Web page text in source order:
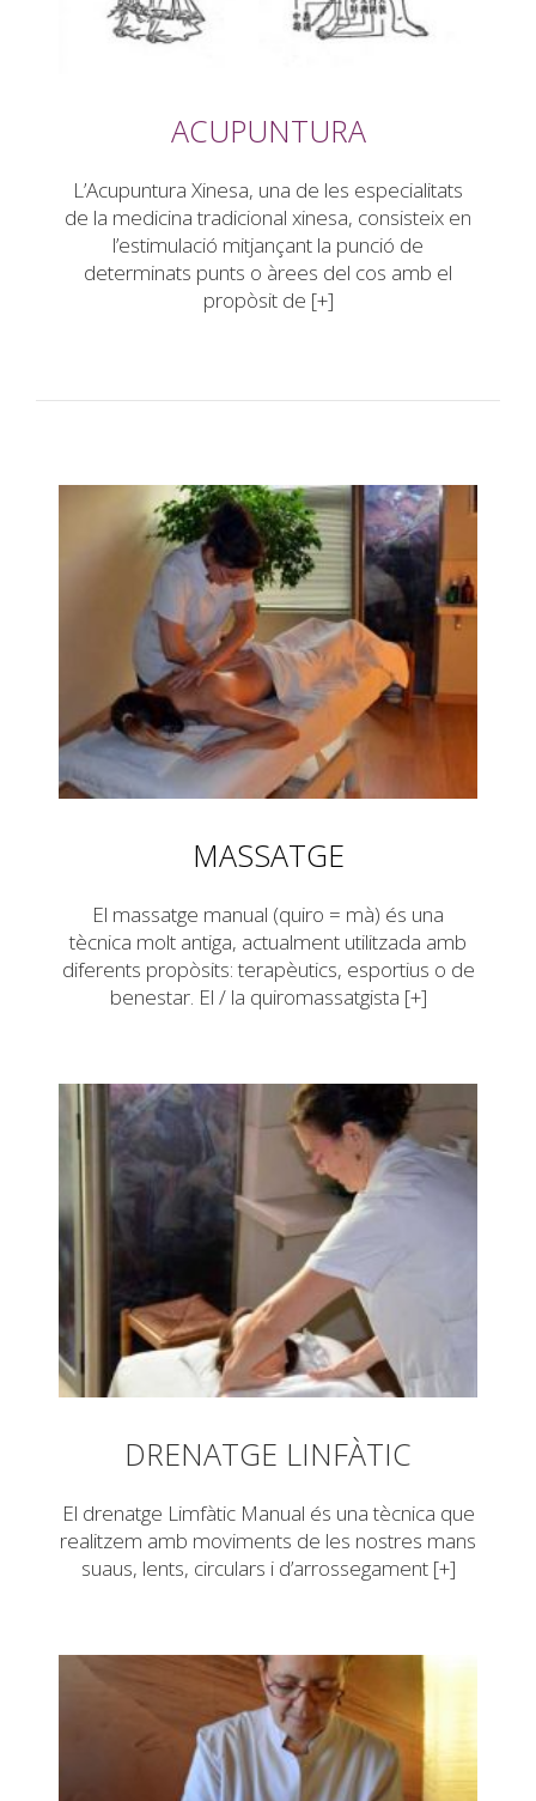
ACUPUNTURA
L’Acupuntura Xinesa, una de les especialitats
de la medicina tradicional xinesa, consisteix en
l’estimulació mitjançant la punció de
determinats punts o àrees del cos amb el
propòsit de [+]
MASSATGE
El massatge manual (quiro = mà) és una
tècnica molt antiga, actualment utilitzada amb
diferents propòsits: terapèutics, esportius o de
benestar. El / la quiromassatgista [+]
DRENATGE LINFÀTIC
El drenatge Limfàtic Manual és una tècnica que
realitzem amb moviments de les nostres mans
suaus, lents, circulars i d’arrossegament [+]